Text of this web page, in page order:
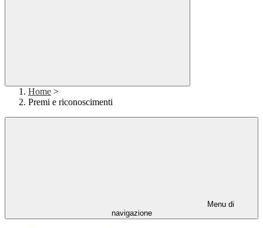
Home >
Premi e riconoscimenti
Menu di
navigazione